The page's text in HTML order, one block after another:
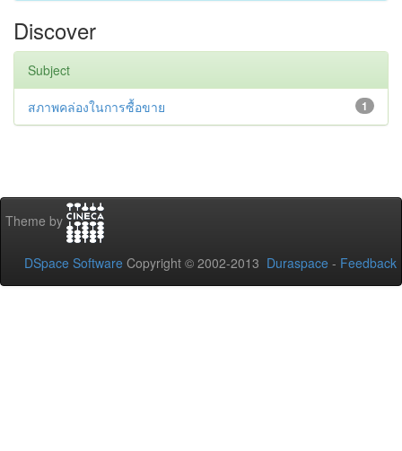
Discover
Subject
1
สภาพคล่องในการซื้อขาย
Theme by
DSpace Software Copyright © 2002-2013 Duraspace - Feedback